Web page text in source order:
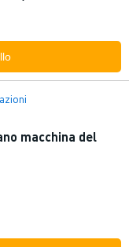
macchina del